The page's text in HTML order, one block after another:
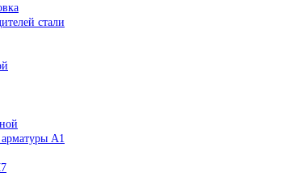
стали
арматуры А1